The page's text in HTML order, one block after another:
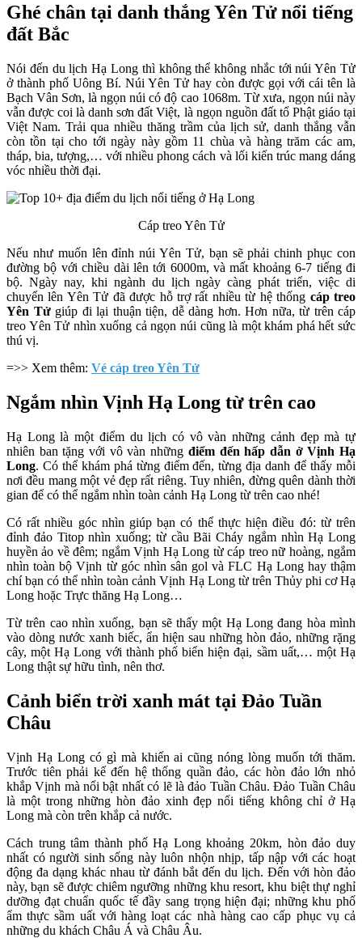
Ghé chân tại danh thắng Yên Tử nổi tiếng
đất Bắc
Nói đến du lịch Hạ Long thì không thể không nhắc tới núi Yên Tử
ở thành phố Uông Bí. Núi Yên Tử hay còn được gọi với cái tên là
Bạch Vân Sơn, là ngọn núi có độ cao 1068m. Từ xưa, ngọn núi này
vẫn được coi là danh sơn đất Việt, là ngọn nguồn đất tổ Phật giáo tại
Việt Nam. Trải qua nhiều thăng trầm của lịch sử, danh thắng vẫn
còn tồn tại cho tới ngày này gồm 11 chùa và hàng trăm các am,
tháp, bia, tượng,… với nhiều phong cách và lối kiến trúc mang dáng
vóc nhiều thời đại.
Cáp treo Yên Tử
Nếu như muốn lên đỉnh núi Yên Tử, bạn sẽ phải chinh phục con
đường bộ với chiều dài lên tới 6000m, và mất khoảng 6-7 tiếng đi
bộ. Ngày nay, khi ngành du lịch ngày càng phát triển, việc di
chuyển lên Yên Tử đã được hỗ trợ rất nhiều từ hệ thống cáp treo
Yên Tửgiúp đi lại thuận tiện, dễ dàng hơn. Hơn nữa, từ trên cáp
treo Yên Tử nhìn xuống cả ngọn núi cũng là một khám phá hết sức
thú vị.
=>> Xem thêm: Vé cáp treo Yên Tử
Ngắm nhìn Vịnh Hạ Long từ trên cao
Hạ Long là một điểm du lịch có vô vàn những cảnh đẹp mà tự
nhiên ban tặng với vô vàn những điểm đến hấp dẫn ở Vịnh Hạ
Long. Có thể khám phá từng điểm đến, từng địa danh để thấy mỗi
nơi đều mang một vẻ đẹp rất riêng. Tuy nhiên, đừng quên dành thời
gian để có thể ngắm nhìn toàn cảnh Hạ Long từ trên cao nhé!
Có rất nhiều góc nhìn giúp bạn có thể thực hiện điều đó: từ trên
đỉnh đảo Titop nhìn xuống; từ cầu Bãi Cháy ngắm nhìn Hạ Long
huyền ảo về đêm; ngắm Vịnh Hạ Long từ cáp treo nữ hoàng, ngắm
nhìn toàn bộ Vịnh từ góc nhìn sân gol và FLC Hạ Long hay thậm
chí bạn có thể nhìn toàn cảnh Vịnh Hạ Long từ trên Thủy phi cơ Hạ
Long hoặc Trực thăng Hạ Long…
Từ trên cao nhìn xuống, bạn sẽ thấy một Hạ Long đang hòa mình
vào dòng nước xanh biếc, ẩn hiện sau những hòn đảo, những rặng
cây, một Hạ Long với thành phố biển hiện đại, sầm uất,… một Hạ
Long thật sự hữu tình, nên thơ.
Cảnh biển trời xanh mát tại Đảo Tuần
Châu
Vịnh Hạ Long có gì mà khiến ai cũng nóng lòng muốn tới thăm.
Trước tiên phải kể đến hệ thống quần đảo, các hòn đảo lớn nhỏ
khắp Vịnh mà nổi bật nhất có lẽ là đảo Tuần Châu. Đảo Tuần Châu
là một trong những hòn đảo xinh đẹp nổi tiếng không chỉ ở Hạ
Long mà còn trên khắp cả nước.
Cách trung tâm thành phố Hạ Long khoảng 20km, hòn đảo duy
nhất có người sinh sống này luôn nhộn nhịp, tấp nập với các hoạt
động đa dạng khác nhau từ đánh bắt đến du lịch. Đến với hòn đảo
này, bạn sẽ được chiêm ngưỡng những khu resort, khu biệt thự nghỉ
dưỡng đạt chuẩn quốc tế đầy sang trọng hiện đại; những khu phố
ẩm thực sầm uất với hàng loạt các nhà hàng cao cấp phục vụ cả
những du khách Châu Á và Châu Âu.